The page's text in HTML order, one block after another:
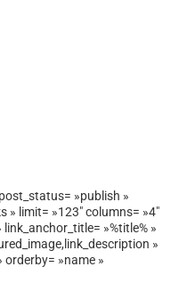
»publish »
» limit= »123″ columns= »4″
»%title% »
»
orderby= »name »